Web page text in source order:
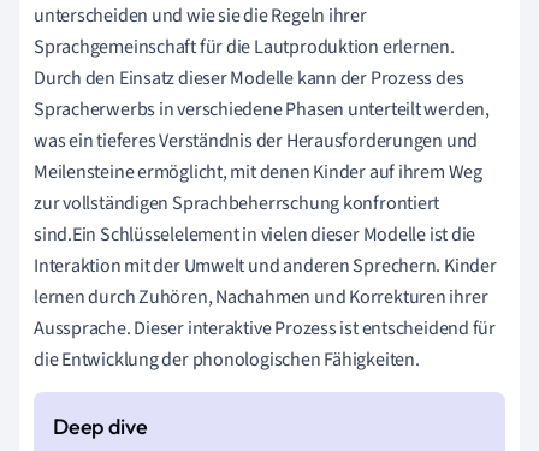
unterscheiden und wie sie die Regeln ihrer
Sprachgemeinschaft für die Lautproduktion erlernen.
Durch den Einsatz dieser Modelle kann der Prozess des
Spracherwerbs in verschiedene Phasen unterteilt werden,
was ein tieferes Verständnis der Herausforderungen und
Meilensteine ermöglicht, mit denen Kinder auf ihrem Weg
zur vollständigen Sprachbeherrschung konfrontiert
sind.Ein Schlüsselelement in vielen dieser Modelle ist die
Interaktion mit der Umwelt und anderen Sprechern. Kinder
lernen durch Zuhören, Nachahmen und Korrekturen ihrer
Aussprache. Dieser interaktive Prozess ist entscheidend für
die Entwicklung der phonologischen Fähigkeiten.